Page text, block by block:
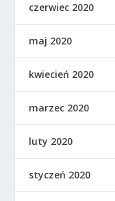
czerwiec 2020
maj 2020
kwiecień 2020
marzec 2020
luty 2020
styczeń 2020